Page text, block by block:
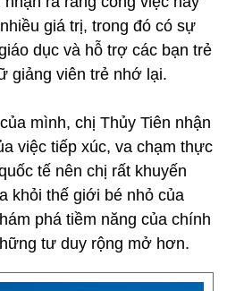
giá trị, trong đó có sự
dục và hỗ trợ các bạn trẻ
giảng viên trẻ nhớ lại.
mình, chị Thủy Tiên nhận
việc tiếp xúc, va chạm thực
tế nên chị rất khuyến
khỏi thế giới bé nhỏ của
phá tiềm năng của chính
tư duy rộng mở hơn.